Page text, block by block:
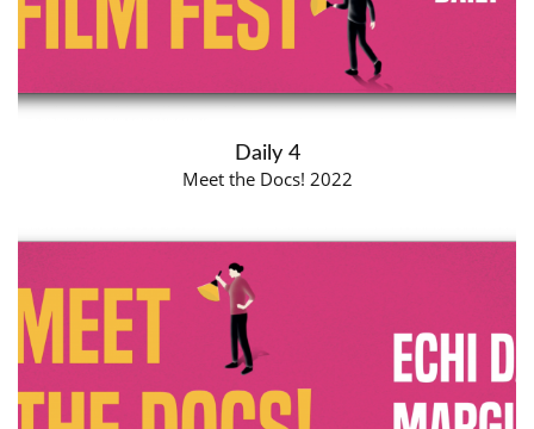
Daily 4
Meet the Docs! 2022